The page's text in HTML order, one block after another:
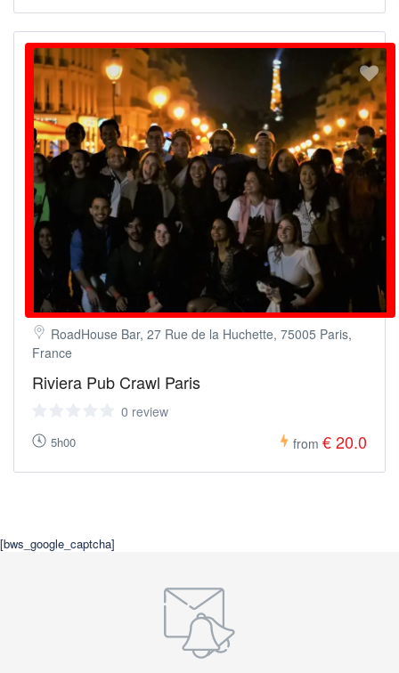
RoadHouse Bar, 27 Rue de la Huchette, 75005 Paris,
France
Riviera Pub Crawl Paris
0 review
5h00 from € 20.0
[bws_google_captcha]